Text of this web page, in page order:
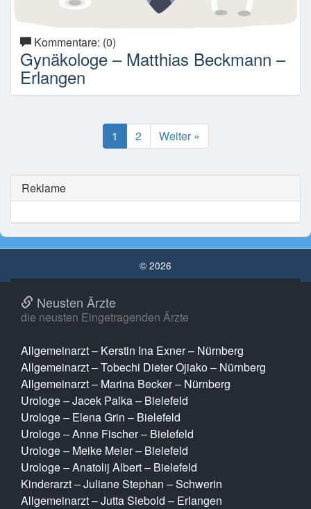
Kommentare: (0)
Gynäkologe – Matthias Beckmann –
Erlangen
1 2 Weiter »
Reklame
© 2026
Neusten Ärzte
die neusten Eingetragenden Ärzte
Allgemeinarzt – Kerstin Ina Exner – Nürnberg
Allgemeinarzt – Tobechi Dieter Ojiako – Nürnberg
Allgemeinarzt – Marina Becker – Nürnberg
Urologe – Jacek Palka – Bielefeld
Urologe – Elena Grin – Bielefeld
Urologe – Anne Fischer – Bielefeld
Urologe – Meike Meier – Bielefeld
Urologe – Anatolij Albert – Bielefeld
Kinderarzt – Juliane Stephan – Schwerin
Allgemeinarzt – Jutta Siebold – Erlangen